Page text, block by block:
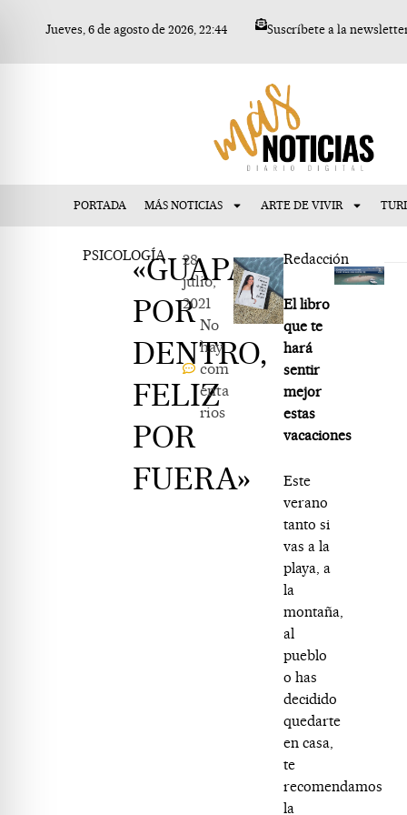
Jueves, 6 de agosto de 2026, 22:44 Suscríbete a la
PORTADA MÁS NOTICIAS ARTE DE VIVIR
PSICOLOGÍA«GUAPA
POR
DENTRO,
FELIZ
POR
FUERA»
28
julio,
2021
No
hay
com
enta
rios
Redacción
El libro
que te
hará
sentir
mejor
estas
vacaciones
Este
verano
tanto si
vas a la
playa, a
la
montaña,
al
pueblo
o has
decidido
quedarte
en casa,
te
recomendamos
la